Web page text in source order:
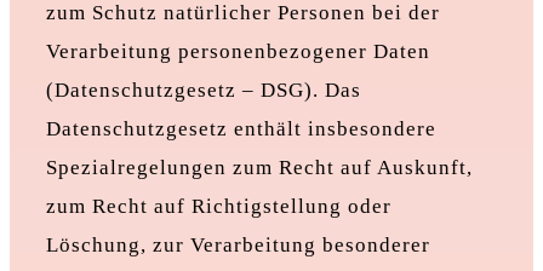
zum Schutz natürlicher Personen bei der
Verarbeitung personenbezogener Daten
(Datenschutzgesetz – DSG). Das
Datenschutzgesetz enthält insbesondere
Spezialregelungen zum Recht auf Auskunft,
zum Recht auf Richtigstellung oder
Löschung, zur Verarbeitung besonderer